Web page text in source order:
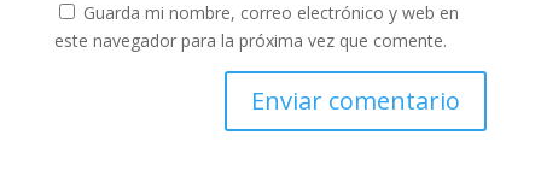
Guarda mi nombre, correo electrónico y web en
este navegador para la próxima vez que comente.